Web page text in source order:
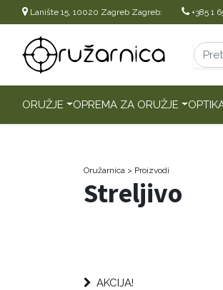
Lanište 15, 10020 Zagreb Zagreb: +385 1
ORUŽJE OPREMA ZA ORUŽJE
Oružarnica > Proizvodi
Streljivo
AKCIJA!